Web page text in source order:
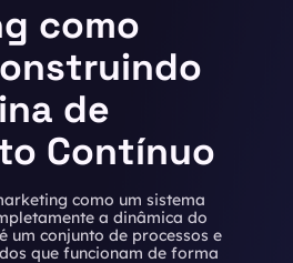
como
de
Contínuo
como um sistema
a dinâmica do
um conjunto de processos e
que funcionam de forma